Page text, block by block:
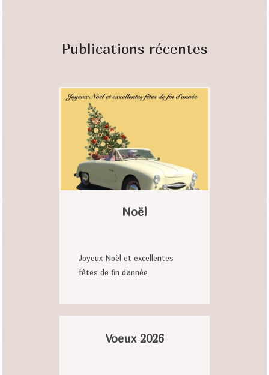
Publications récentes
Noël
Joyeux Noël et excellentes
fêtes de fin d'année
Voeux 2026